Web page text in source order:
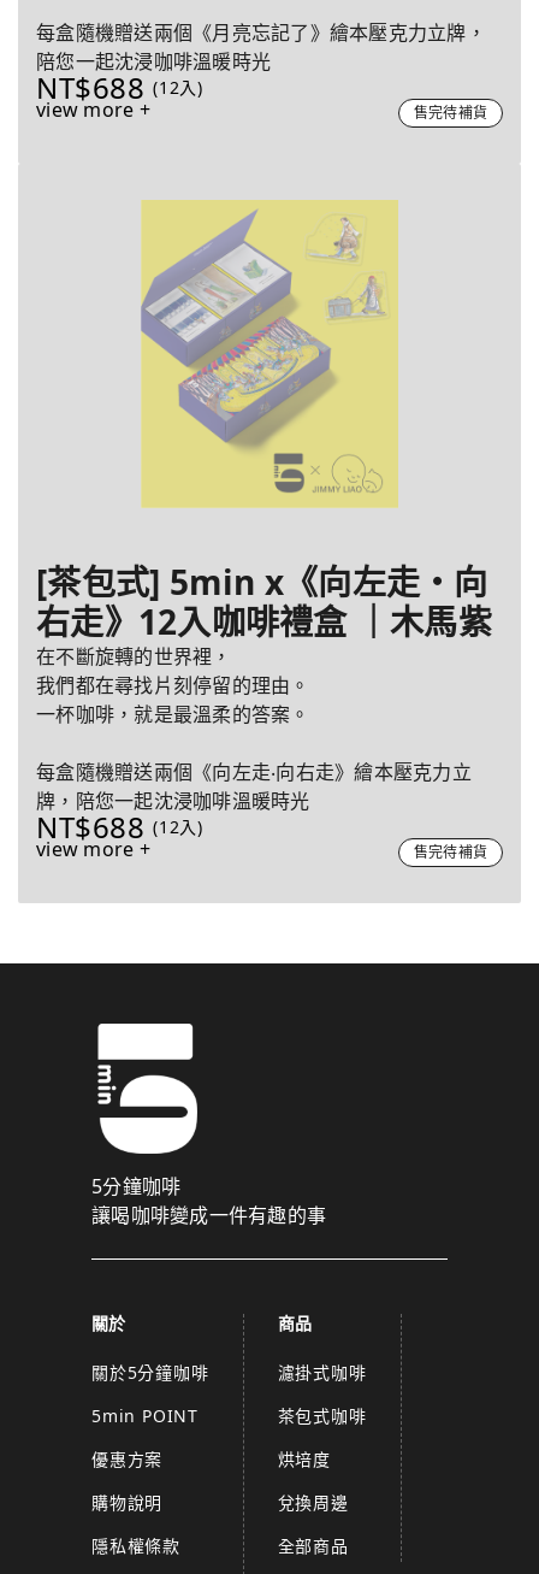
每盒隨機贈送兩個《月亮忘記了》繪本壓克力立牌，
陪您一起沈浸咖啡溫暖時光
NT$688 (12入)
view more + 售完待補貨
[茶包式] 5min x《向左走・向
右走》12入咖啡禮盒 ｜木馬紫
在不斷旋轉的世界裡，
我們都在尋找片刻停留的理由。
一杯咖啡，就是最溫柔的答案。
每盒隨機贈送兩個《向左走‧向右走》繪本壓克力立
牌，陪您一起沈浸咖啡溫暖時光
NT$688 (12入)
view more + 售完待補貨
5分鐘咖啡
讓喝咖啡變成一件有趣的事
關於
關於5分鐘咖啡
5min POINT
優惠方案
購物說明
隱私權條款
商品
濾掛式咖啡
茶包式咖啡
烘培度
兌換周邊
全部商品